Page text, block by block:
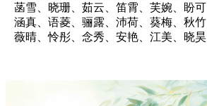
菡雪、晓珊、茹云、笛霄、芙婉、盼可
涵真、语菱、骊露、沛荷、葵梅、秋竹
薇晴、怜彤、念秀、安艳、江美、晓昊